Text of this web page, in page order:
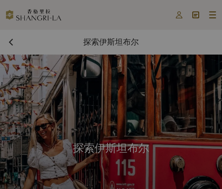
  
探索伊斯坦布尔
探索伊斯坦布尔